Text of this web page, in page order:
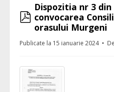
pdf
Dispozitia nr 3 din
convocarea
orasului Murgeni
Publicate la 15 ianuarie 2024 De